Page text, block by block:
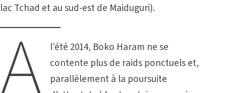
lac Tchad et au sud-est de Maiduguri).
A
l’été 2014, Boko Haram ne se
contente plus de raids ponctuels et,
parallèlement à la poursuite